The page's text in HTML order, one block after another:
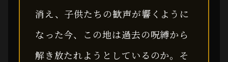
消え、子供たちの歓声が響くように
なった今、この地は過去の呪縛から
解き放たれようとしているのか。そ